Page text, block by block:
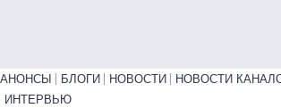
Primary links bottom
АНОНСЫ БЛОГИ НОВОСТИ НОВОСТИ
ИНТЕРВЬЮ